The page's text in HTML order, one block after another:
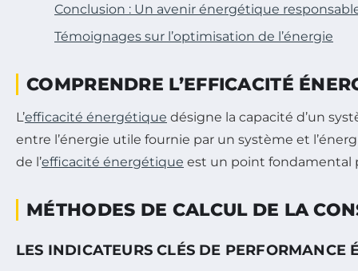
Conclusion : Un avenir énergétique
Témoignages sur l’optimisation de l’énergie
COMPRENDRE L’EFFICACITÉ
L’efficacité énergétique désigne la capacité d’un
entre l’énergie utile fournie par un système et
de l’efficacité énergétique est un point fondamental
MÉTHODES DE CALCUL DE LA
LES INDICATEURS CLÉS DE PERFORMANCE